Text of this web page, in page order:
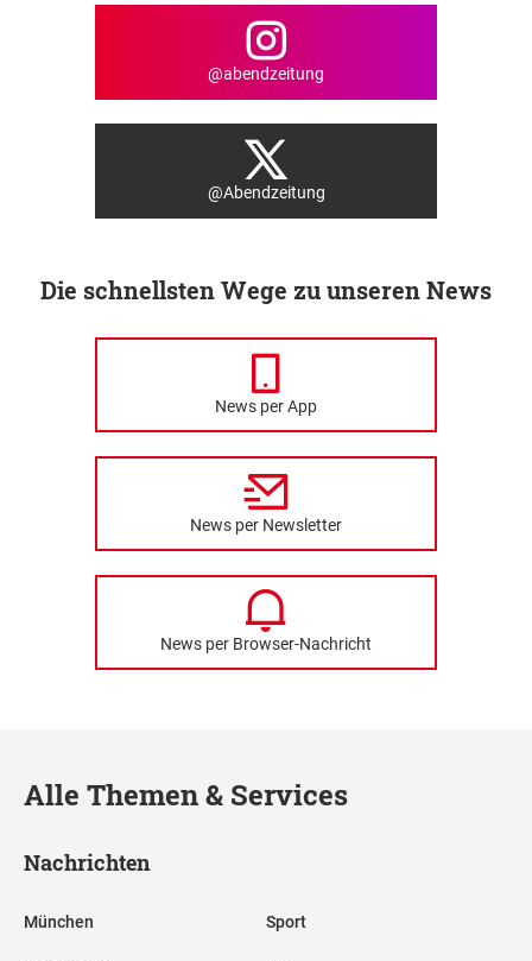
@abendzeitung
@Abendzeitung
Die schnellsten Wege zu unseren News
News per App
News per Newsletter
News per Browser-Nachricht
Alle Themen & Services
Nachrichten
München Sport